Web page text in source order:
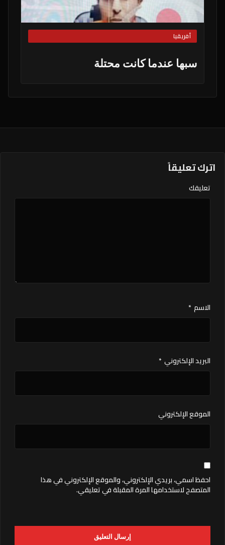
أفريقيا
سبها عندما كانت محتلة
اترك تعليقاً
تعليقك
الاسم *
البريد الإلكتروني *
الموقع الإلكتروني
احفظ اسمي، بريدي الإلكتروني، والموقع الإلكتروني في هذا
المتصفح لاستخدامها المرة المقبلة في تعليقي.